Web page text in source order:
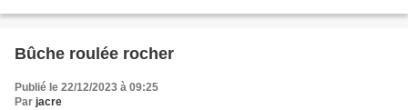
Bûche roulée rocher
Publié le 22/12/2023 à 09:25
Par jacre